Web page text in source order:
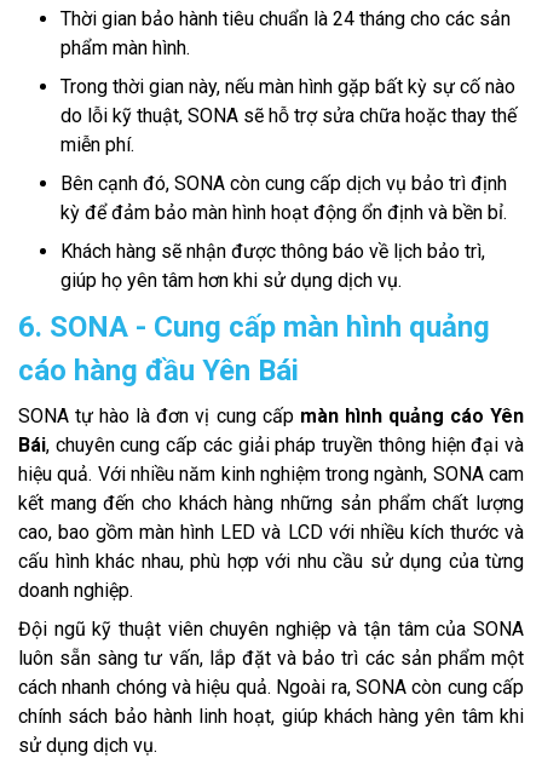
Thời gian bảo hành tiêu chuẩn là 24 tháng cho các sản
phẩm màn hình.
Trong thời gian này, nếu màn hình gặp bất kỳ sự cố nào
do lỗi kỹ thuật, SONA sẽ hỗ trợ sửa chữa hoặc thay thế
miễn phí.
Bên cạnh đó, SONA còn cung cấp dịch vụ bảo trì định
kỳ để đảm bảo màn hình hoạt động ổn định và bền bỉ.
Khách hàng sẽ nhận được thông báo về lịch bảo trì,
giúp họ yên tâm hơn khi sử dụng dịch vụ.
6. SONA - Cung cấp màn hình quảng
cáo hàng đầu Yên Bái
SONA tự hào là đơn vị cung cấp màn hình quảng cáo Yên
Bái, chuyên cung cấp các giải pháp truyền thông hiện đại và
hiệu quả. Với nhiều năm kinh nghiệm trong ngành, SONA cam
kết mang đến cho khách hàng những sản phẩm chất lượng
cao, bao gồm màn hình LED và LCD với nhiều kích thước và
cấu hình khác nhau, phù hợp với nhu cầu sử dụng của từng
doanh nghiệp.
Đội ngũ kỹ thuật viên chuyên nghiệp và tận tâm của SONA
luôn sẵn sàng tư vấn, lắp đặt và bảo trì các sản phẩm một
cách nhanh chóng và hiệu quả. Ngoài ra, SONA còn cung cấp
chính sách bảo hành linh hoạt, giúp khách hàng yên tâm khi
sử dụng dịch vụ.